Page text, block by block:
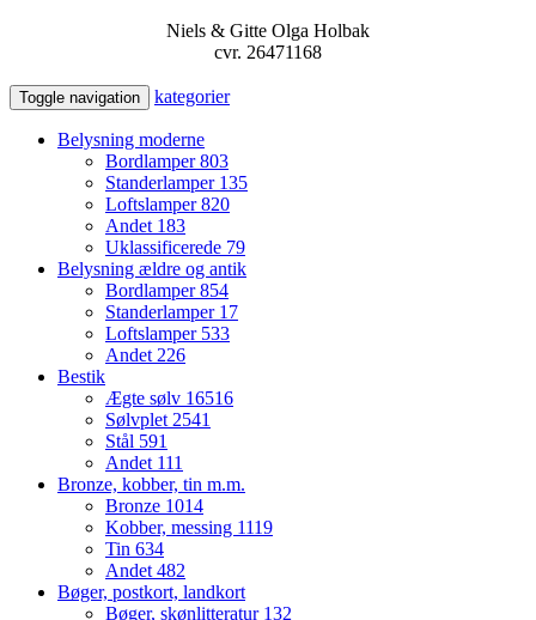
Niels & Gitte Olga Holbak
cvr. 26471168
Toggle navigation kategorier
Belysning moderne
Bordlamper803
Standerlamper 135
Loftslamper820
Andet 183
Uklassificerede 79
Belysning ældre og antik
Bordlamper854
Standerlamper 17
Loftslamper 533
Andet226
Bestik
Ægte sølv 16516
Sølvplet2541
Stål 591
Andet 111
Bronze, kobber, tin m.m.
Bronze 1014
Kobber, messing 1119
Tin 634
Andet482
Bøger, postkort, landkort
Bøger, skønlitteratur 132